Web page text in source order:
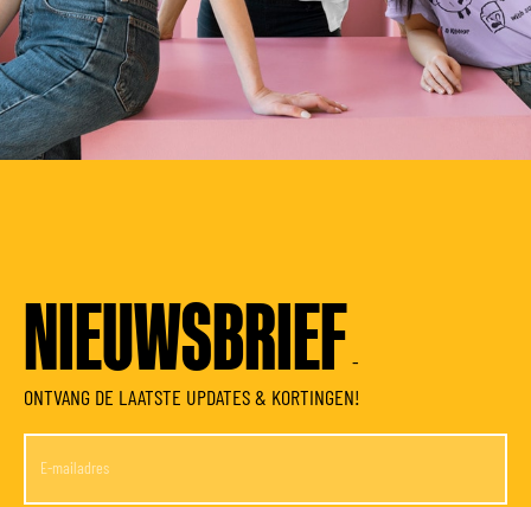
NIEUWSBRIEF -
ONTVANG DE LAATSTE UPDATES & KORTINGEN!